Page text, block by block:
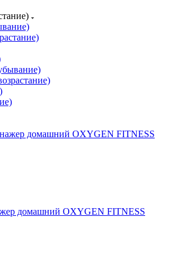
домашний OXYGEN FITNESS